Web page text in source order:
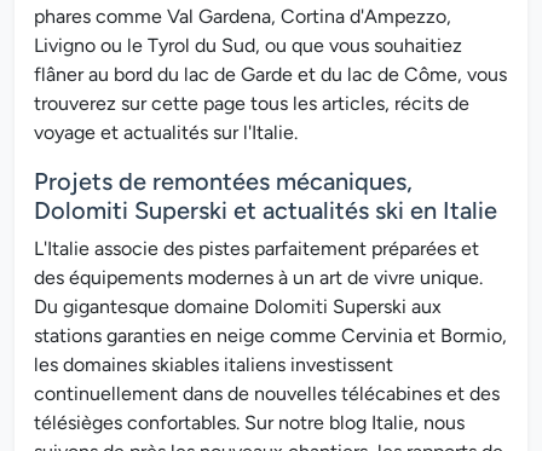
phares comme Val Gardena, Cortina d'Ampezzo,
Livigno ou le Tyrol du Sud, ou que vous souhaitiez
flâner au bord du lac de Garde et du lac de Côme, vous
trouverez sur cette page tous les articles, récits de
voyage et actualités sur l'Italie.
Projets de remontées mécaniques,
Dolomiti Superski et actualités ski en Italie
L'Italie associe des pistes parfaitement préparées et
des équipements modernes à un art de vivre unique.
Du gigantesque domaine Dolomiti Superski aux
stations garanties en neige comme Cervinia et Bormio,
les domaines skiables italiens investissent
continuellement dans de nouvelles télécabines et des
télésièges confortables. Sur notre blog Italie, nous